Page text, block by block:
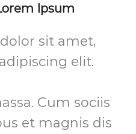
Ipsum
sit amet,
elit.
Cum sociis
et magnis dis